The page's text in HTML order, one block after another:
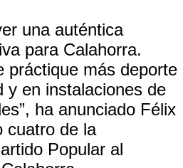
una auténtica
para Calahorra.
práctique más deporte
y en instalaciones de
ha anunciado Félix
cuatro de la
Popular al